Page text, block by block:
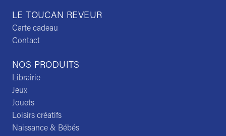
NOS PRODUITS
Librairie
Jeux
Jouets
Loisirs créatifs
Naissance & Bébés
LE TOUCAN REVEUR
Carte cadeau
Contact